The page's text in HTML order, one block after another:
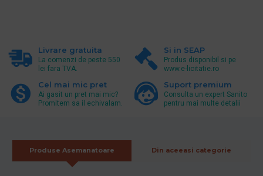
Livrare gratuita
La comenzi de peste 550
lei fara TVA.
Si in SEAP
Produs disponibil si pe
www.e-licitatie.ro
Cel mai mic pret
Ai gasit un pret mai mic?
Promitem sa il echivalam.
Suport premium
Consulta un expert Sanito
pentru mai multe detalii
Produse Asemanatoare Din aceeasi categorie